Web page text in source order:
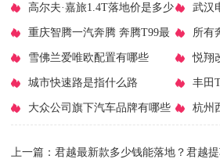
​高尔夫·嘉旅1.4T落地价是多少
钱？高尔夫·嘉旅报价
武汉
续？武
​重庆智腾一汽奔腾 奔腾T99最
高降1.6万元 今日钜惠
所有
​雪佛兰爱唯欧配置有哪些 悦翔
​城市快速路是指什么路 丰田
TNGA架
​大众公司旗下汽车品牌有哪些 杭州
上一篇： 君越最新款多少钱能落地？君越